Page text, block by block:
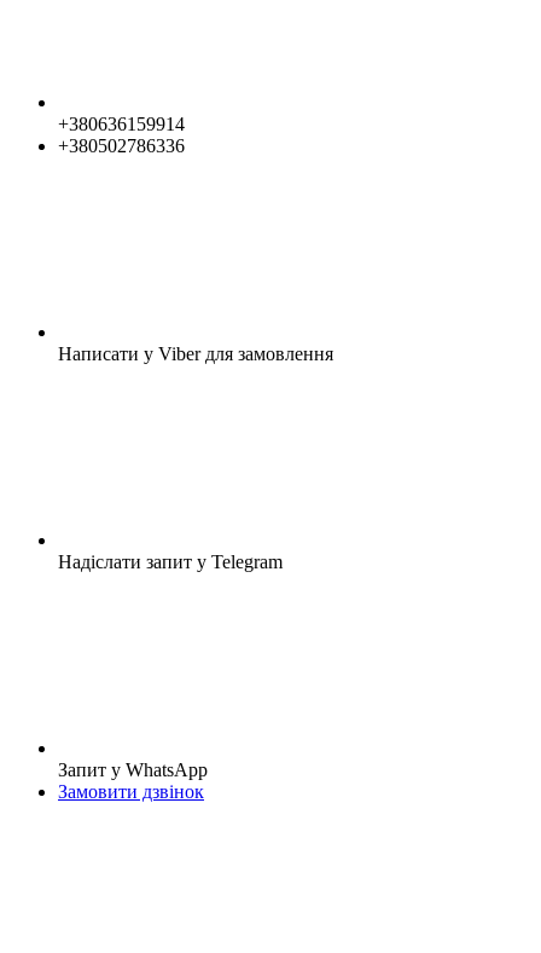
+380636159914
+380502786336
Написати у Viber для замовлення
Надіслати запит у Telegram
Запит у WhatsApp
Замовити дзвінок